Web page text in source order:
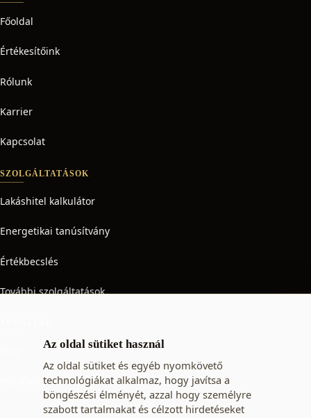
Az oldal sütiket használ
Az oldal sütiket és egyéb nyomkövető
technológiákat alkalmaz, hogy javítsa a
böngészési élményét, azzal hogy személyre
szabott tartalmakat és célzott hirdetéseket
Főoldal
Értékesítőink
Rólunk
Karrier
Kapcsolat
SZOLGÁLTATÁSOK
Lakáshitel kalkulátor
Energetikai tanúsítvány
Értékbecslés
További szolgáltatások
Ingatlan adó